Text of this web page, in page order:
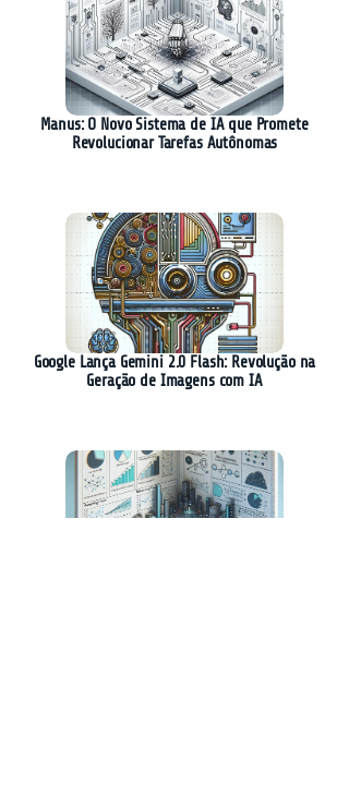
Manus: O Novo Sistema de IA que Promete
Revolucionar Tarefas Autônomas
Google Lança Gemini 2.0 Flash: Revolução na
Geração de Imagens com IA